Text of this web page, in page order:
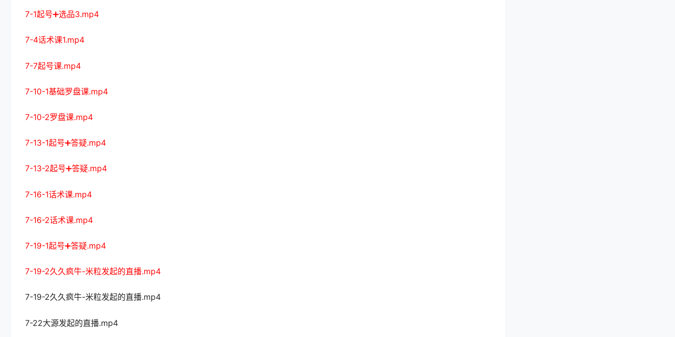
7-1起号➕选品3.mp4
7-4话术课1.mp4
7-7起号课.mp4
7-10-1基础罗盘课.mp4
7-10-2罗盘课.mp4
7-13-1起号➕答疑.mp4
7-13-2起号➕答疑.mp4
7-16-1话术课.mp4
7-16-2话术课.mp4
7-19-1起号➕答疑.mp4
7-19-2久久疯牛-米粒发起的直播.mp4
7-19-2久久疯牛-米粒发起的直播.mp4
7-22大源发起的直播.mp4